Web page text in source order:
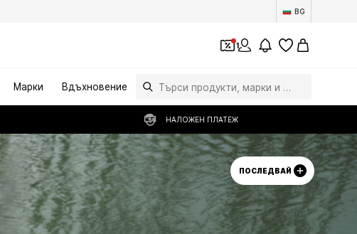
BG
1
Марки Вдъхновение
НАЛОЖЕН ПЛАТЕЖ
ПОСЛЕДВАЙ